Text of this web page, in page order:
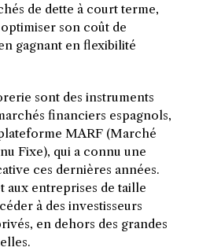
de dette à court terme,
son coût de
gagnant en flexibilité
sont des instruments
financiers espagnols,
MARF (Marché
Fixe), qui a connu une
ces dernières années.
aux entreprises de taille
à des investisseurs
en dehors des grandes